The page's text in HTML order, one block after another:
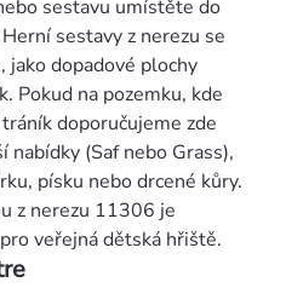
sestavu umístěte do
sestavy z nerezu se
dopadové plochy
Pokud na pozemku, kde
doporučujeme zde
nabídky (Saf nebo Grass),
písku nebo drcené kůry.
z nerezu 11306 je
veřejná dětská hřiště.